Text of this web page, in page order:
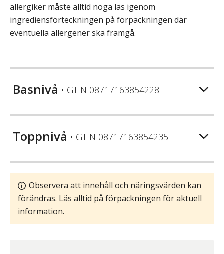
allergiker måste alltid noga läs igenom
ingrediensförteckningen på förpackningen där
eventuella allergener ska framgå.
Basnivå • GTIN 08717163854228
Toppnivå • GTIN 08717163854235
Observera att innehåll och näringsvärden kan
förändras. Läs alltid på förpackningen för aktuell
information.